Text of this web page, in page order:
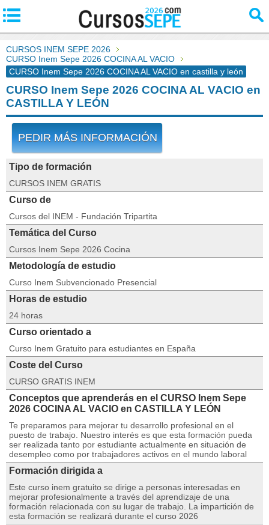
CURSOS INEM SEPE 2026
CURSO Inem Sepe 2026 COCINA AL VACIO
CURSO Inem Sepe 2026 COCINA AL VACIO en castilla y león
CURSO Inem Sepe 2026 COCINA AL VACIO en
CASTILLA Y LEÓN
PEDIR MÁS INFORMACIÓN
Tipo de formación
CURSOS INEM GRATIS
Curso de
Cursos del INEM - Fundación Tripartita
Temática del Curso
Cursos Inem Sepe 2026 Cocina
Metodología de estudio
Curso Inem Subvencionado Presencial
Horas de estudio
24 horas
Curso orientado a
Curso Inem Gratuito para estudiantes en España
Coste del Curso
CURSO GRATIS INEM
Conceptos que aprenderás en el CURSO Inem Sepe
2026 COCINA AL VACIO en CASTILLA Y LEÓN
Te preparamos para mejorar tu desarrollo profesional en el
puesto de trabajo. Nuestro interés es que esta formación pueda
ser realizada tanto por estudiante actualmente en situación de
desempleo como por trabajadores activos en el mundo laboral
Formación dirigida a
Este curso inem gratuito se dirige a personas interesadas en
mejorar profesionalmente a través del aprendizaje de una
formación relacionada con su lugar de trabajo. La impartición de
esta formación se realizará durante el curso 2026